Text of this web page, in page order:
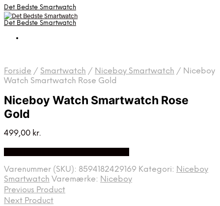
Det Bedste Smartwatch
Det Bedste Smartwatch
Forside / Smartwatch / Niceboy Smartwatch / Niceboy
Watch Smartwatch Rose Gold
Niceboy Watch Smartwatch Rose
Gold
499,00 kr.
Varenummer (SKU): 8594182429169 Kategori: Niceboy
Smartwatch Varemærke: Niceboy
Previous Product
Next Product